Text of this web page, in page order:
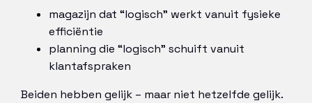
magazijn dat “logisch” werkt vanuit fysieke
efficiëntie
planning die “logisch” schuift vanuit
klantafspraken
Beiden hebben gelijk – maar niet hetzelfde gelijk.